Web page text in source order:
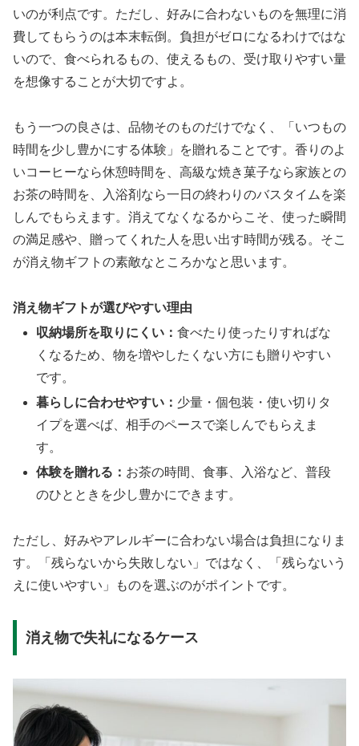
いのが利点です。ただし、好みに合わないものを無理に消
費してもらうのは本末転倒。負担がゼロになるわけではな
いので、食べられるもの、使えるもの、受け取りやすい量
を想像することが大切ですよ。
もう一つの良さは、品物そのものだけでなく、
「いつもの
時間を少し豊かにする体験」
を贈れることです。香りのよ
いコーヒーなら休憩時間を、高級な焼き菓子なら家族との
お茶の時間を、入浴剤なら一日の終わりのバスタイムを楽
しんでもらえます。消えてなくなるからこそ、使った瞬間
の満足感や、贈ってくれた人を思い出す時間が残る。そこ
が消え物ギフトの素敵なところかなと思います。
消え物ギフトが選びやすい理由
収納場所を取りにくい：食べたり使ったりすればな
くなるため、物を増やしたくない方にも贈りやすい
です。
暮らしに合わせやすい： 少量・個包装・使い切りタ
イプを選べば、相手のペースで楽しんでもらえま
す。
体験を贈れる： お茶の時間、食事、入浴など、普段
のひとときを少し豊かにできます。
ただし、好みやアレルギーに合わない場合は負担になりま
す。「残らないから失敗しない」ではなく、「残らないう
えに使いやすい」ものを選ぶのがポイントです。
消え物で失礼になるケース